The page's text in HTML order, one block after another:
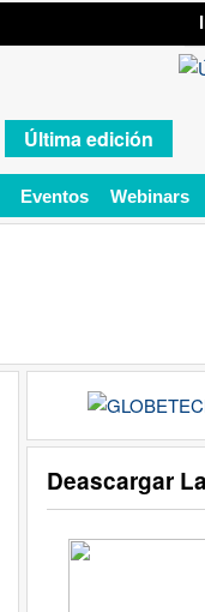
Última edición
Eventos Webinars
Deascargar